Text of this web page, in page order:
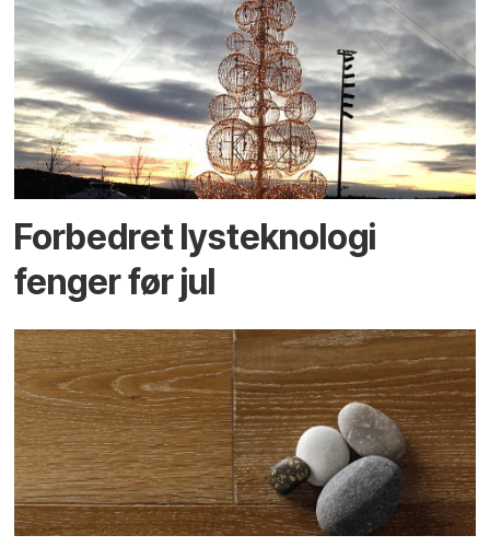
Forbedret lysteknologi
fenger før jul